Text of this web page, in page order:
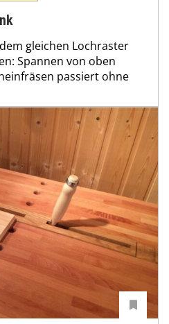
gleichen Lochraster
Spannen von oben
passiert ohne